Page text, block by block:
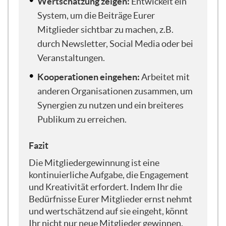
Punkt 2, den wir als unsere Linse auf die
Gesellschaft bezeichnen.
Ja, vielen Dank, liebe Inga, für diese
Einführung. Auch ich freue mich total,
so viele von euch dabei sind. Ich glaube,
das wird jetzt eine richtig spannende
Stunde, und vor allem freuen wir uns auf
ganz viele spannende Fragen von euch,
lassen wollen. Deswegen lasst uns gerne
Perspektiven gibt es eigentlich in unserer
Gesellschaft und vor allem auch im
Engagement?
Dafür wollen wir jetzt erstmal auf die
System, um die Beiträge Eurer
Mitglieder sichtbar zu machen, z.B.
durch Newsletter, Social Media oder bei
Veranstaltungen.
Kooperationen eingehen:Arbeitet mit
anderen Organisationen zusammen, um
Synergien zu nutzen und ein breiteres
Publikum zu erreichen.
Fazit
Die Mitgliedergewinnung ist eine
kontinuierliche Aufgabe, die Engagement
und Kreativität erfordert. Indem Ihr die
Bedürfnisse Eurer Mitglieder ernst nehmt
und wertschätzend auf sie eingeht, könnt
Ihr nicht nur neue Mitglieder gewinnen,